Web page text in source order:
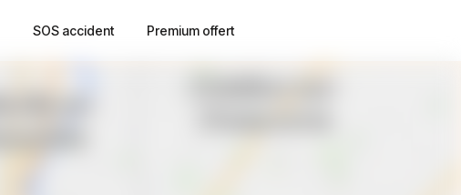
SOS accident Premium offert